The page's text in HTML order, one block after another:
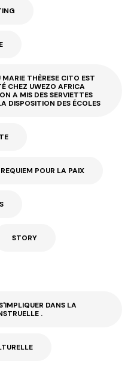
THÈRESE CITO EST
CHEZ UWEZO AFRICA
A MIS DES SERVIETTES
DISPOSITION DES ÉCOLES
REQUIEM POUR LA PAIX
STORY
DANS LA
.